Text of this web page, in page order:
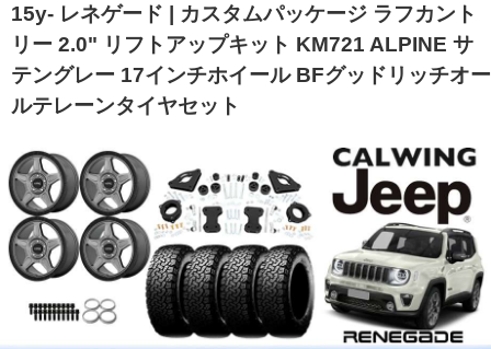
15y- レネゲード | カスタムパッケージ ラフカント
リー 2.0" リフトアップキット KM721 ALPINE サ
テングレー 17インチホイール BFグッドリッチオー
ルテレーンタイヤセット